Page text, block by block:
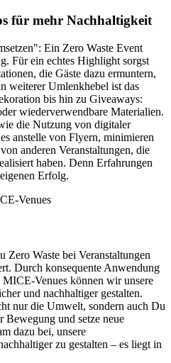
für mehr Nachhaltigkeit
Ein Zero Waste Event
Für ein echtes Highlight sorgst
die Gäste dazu ermuntern,
weiterer Umlenkhebel ist das
bis hin zu Giveaways:
wiederverwendbare Materialien.
die Nutzung von digitaler
anstelle von Flyern, minimieren
anderen Veranstaltungen, die
haben. Denn Erfahrungen
Erfolg.
Zero Waste bei Veranstaltungen
Durch konsequente Anwendung
MICE-Venues können wir unsere
und nachhaltiger gestalten.
nur die Umwelt, sondern auch Du
und setze neue
dazu bei, unsere
zu gestalten – es liegt in